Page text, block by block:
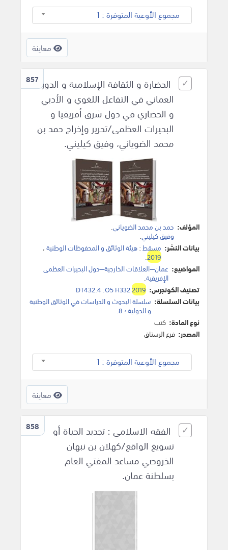
مجموع الأوعية المتوفرة : 1
معاينة
857 الحضارة و الثقافة الإسلامية و الدور
العماني في التفاعل اللغوي و الأدبي
و الحضاري في دول شرق أفريقيا و
البحيرات العظمى‎/تحرير وإخراج حمد بن
محمد الضوياني، وفيق كيليني.
المؤلف: حمد بن محمد‎ الضوياني .
وفيق كيليني.
بيانات النشر: مسقط:هيئة الوثائق و المحفوظات الوطنية،
2019
.
المواضيع: عمان—العلاقات الخارجية—دول البحيرات العظمى
الإفريقية‎.
تصنيف الكونجرس:
DT432.4 .O5 H3322019
بيانات السلسلة: سلسلة البحوث و الدراسات في الوثائق الوطنية
و الدولية ؛ 8‎.
نوع المادة: كتب
المصدر: فرع الرستاق
مجموع الأوعية المتوفرة : 1
معاينة
858
الفقه الاسلامي : تجديد الحياة أو
تسويغ الواقع/كهلان بن نبهان
الخروصي مساعد المفتي العام
بسلطنة عمان.